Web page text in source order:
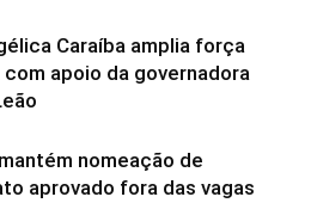
Caraíba amplia força
apoio da governadora
nomeação de
aprovado fora das vagas